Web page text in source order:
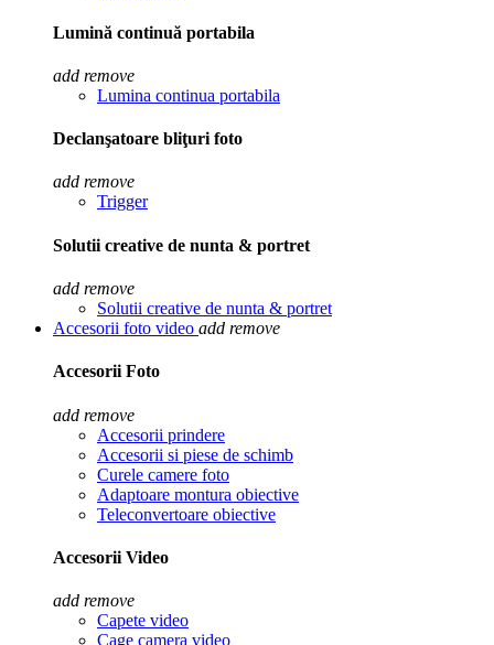
Lumină continuă portabila
add remove
Lumina continua portabila
Declanşatoare bliţuri foto
add remove
Trigger
Solutii creative de nunta & portret
add remove
Solutii creative de nunta & portret
Accesorii foto video add remove
Accesorii Foto
add remove
Accesorii prindere
Accesorii si piese de schimb
Curele camere foto
Adaptoare montura obiective
Teleconvertoare obiective
Accesorii Video
add remove
Capete video
Cage camera video